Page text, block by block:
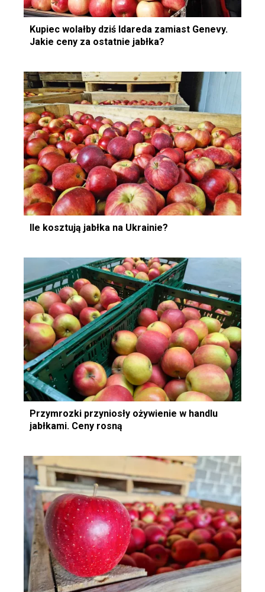
Kupiec wolałby dziś Idareda zamiast Genevy.
Jakie ceny za ostatnie jabłka?
Ile kosztują jabłka na Ukrainie?
Przymrozki przyniosły ożywienie w handlu
jabłkami. Ceny rosną